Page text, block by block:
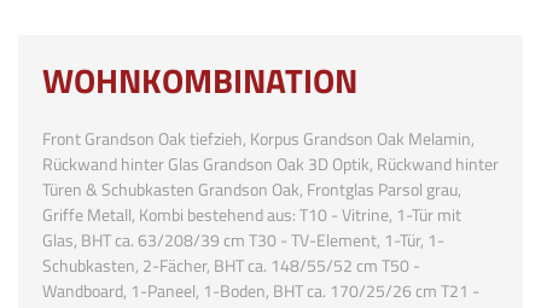
WOHNKOMBINATION
Front Grandson Oak tiefzieh, Korpus Grandson Oak Melamin,
Rückwand hinter Glas Grandson Oak 3D Optik, Rückwand hinter
Türen & Schubkasten Grandson Oak, Frontglas Parsol grau,
Griffe Metall, Kombi bestehend aus: T10 - Vitrine, 1-Tür mit
Glas, BHT ca. 63/208/39 cm T30 - TV-Element, 1-Tür, 1-
Schubkasten, 2-Fächer, BHT ca. 148/55/52 cm T50 -
Wandboard, 1-Paneel, 1-Boden, BHT ca. 170/25/26 cm T21 -